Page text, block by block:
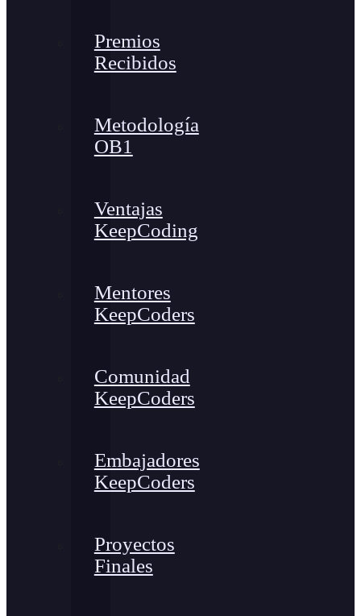
Premios
Recibidos
Metodología
OB1
Ventajas
KeepCoding
Mentores
KeepCoders
Comunidad
KeepCoders
Embajadores
KeepCoders
Proyectos
Finales